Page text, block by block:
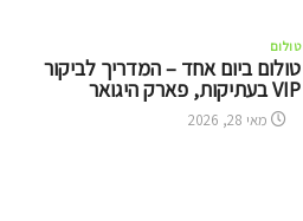
טולום
טולום ביום אחד – המדריך לביקור
VIP בעתיקות, פארק היגואר
מאי 28, 2026